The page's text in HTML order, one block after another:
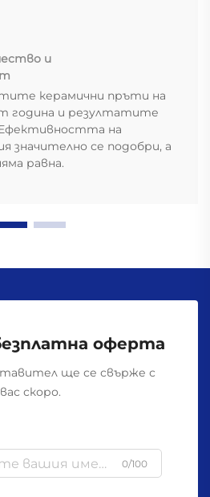
и
керамични пръти на
година и резултатите
на
значително се подобри, а
равна.
оферта
ще се свърже с
вас скоро.
0/100